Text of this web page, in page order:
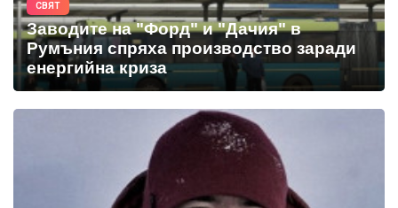
СВЯТ
Заводите на "Форд" и "Дачия" в
Румъния спряха производство заради
енергийна криза